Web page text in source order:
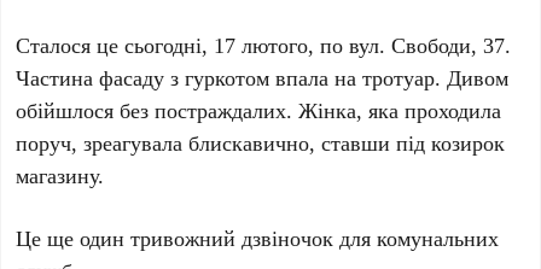
Сталося це сьогодні, 17 лютого, по вул. Свободи, 37.
Частина фасаду з гуркотом впала на тротуар. Дивом
обійшлося без постраждалих. Жінка, яка проходила
поруч, зреагувала блискавично, ставши під козирок
магазину.
Це ще один тривожний дзвіночок для комунальних